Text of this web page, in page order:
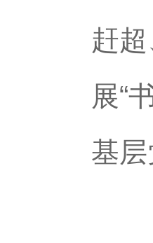
赶
展“
基